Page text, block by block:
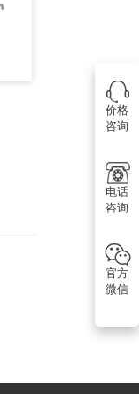
价格
咨询
电话
咨询
官方
微信